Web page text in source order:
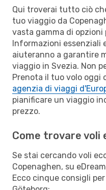
Qui troverai tutto ciò
tuo viaggio da
vasta gamma di
Informazioni essenziali
aiuteranno a garantire
viaggio in Svezia. Non
Prenota il tuo volo oggi
agenzia di viaggi
pianificare un viaggio
prezzo.
Come trovare voli
Se stai cercando voli
Copenaghen, su
Ecco cinque consigli